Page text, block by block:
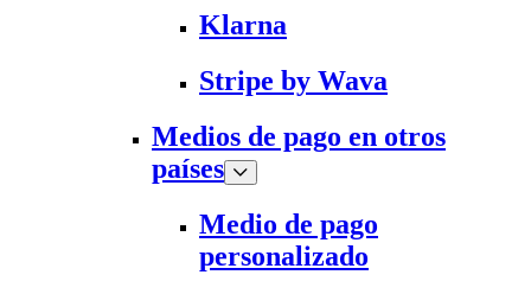
Klarna
Stripe by Wava
Medios de pago en otros
países
Medio de pago
personalizado